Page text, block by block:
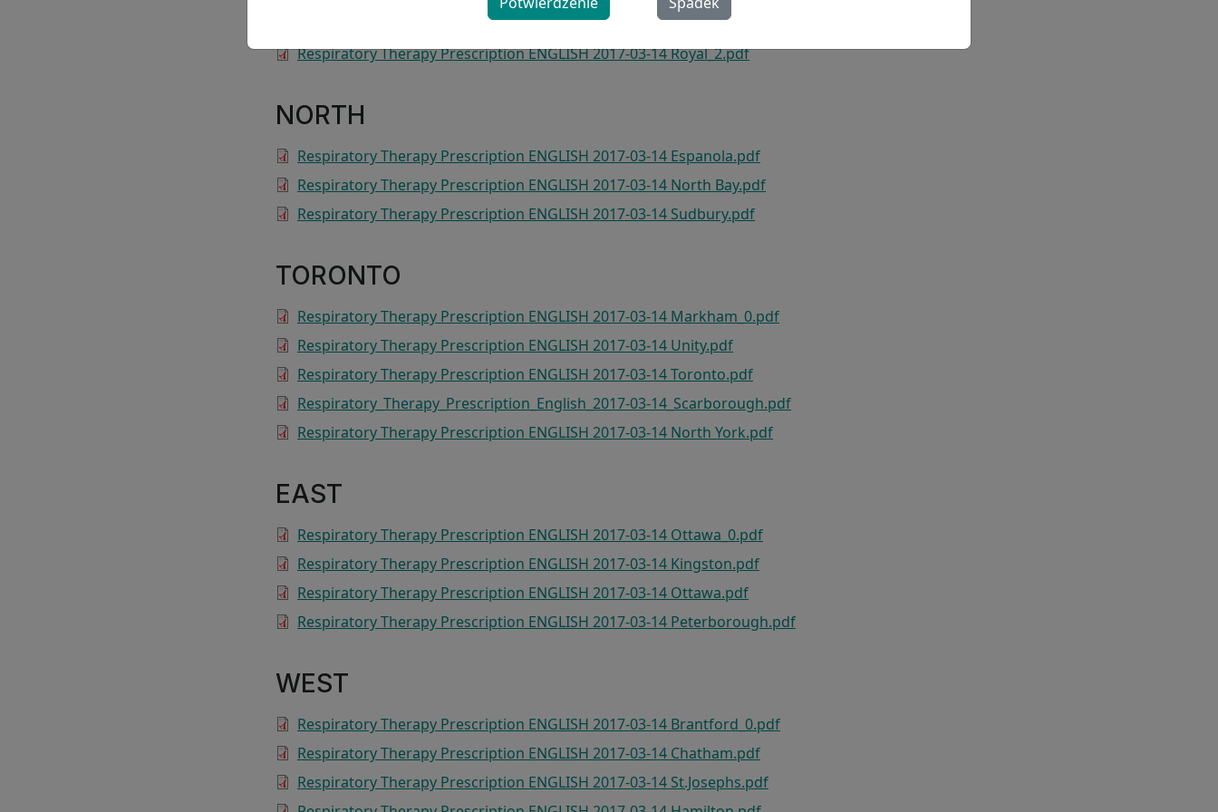
Respiratory Therapy Prescription - ProResp Halton
Respiratory Therapy Prescription ENGLISH 2017-03-14 Royal_2.pdf
NORTH
Respiratory Therapy Prescription ENGLISH 2017-03-14 Espanola.pdf
Respiratory Therapy Prescription ENGLISH 2017-03-14 North Bay.pdf
Respiratory Therapy Prescription ENGLISH 2017-03-14 Sudbury.pdf
TORONTO
Respiratory Therapy Prescription ENGLISH 2017-03-14 Markham_0.pdf
Respiratory Therapy Prescription ENGLISH 2017-03-14 Unity.pdf
Respiratory Therapy Prescription ENGLISH 2017-03-14 Toronto.pdf
Respiratory_Therapy_Prescription_English_2017-03-14_Scarborough.pdf
Respiratory Therapy Prescription ENGLISH 2017-03-14 North York.pdf
EAST
Respiratory Therapy Prescription ENGLISH 2017-03-14 Ottawa_0.pdf
Respiratory Therapy Prescription ENGLISH 2017-03-14 Kingston.pdf
Respiratory Therapy Prescription ENGLISH 2017-03-14 Ottawa.pdf
Respiratory Therapy Prescription ENGLISH 2017-03-14 Peterborough.pdf
WEST
Respiratory Therapy Prescription ENGLISH 2017-03-14 Brantford_0.pdf
Respiratory Therapy Prescription ENGLISH 2017-03-14 Chatham.pdf
Respiratory Therapy Prescription ENGLISH 2017-03-14 St.Josephs.pdf